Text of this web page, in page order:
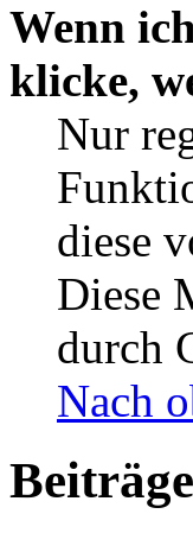
Wenn
klicke,
Nur
diese
Diese
durch
Nach